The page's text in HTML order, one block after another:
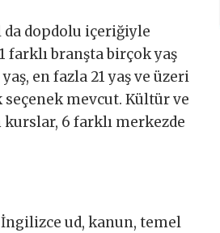
da dopdolu içeriğiyle
farklı branşta birçok yaş
en fazla 21 yaş ve üzeri
mevcut. Kültür ve
6 farklı merkezde
İngilizce ud, kanun, temel